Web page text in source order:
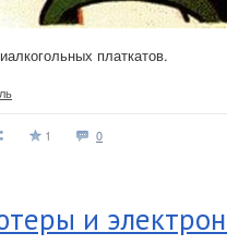
платкатов.
1 0
и